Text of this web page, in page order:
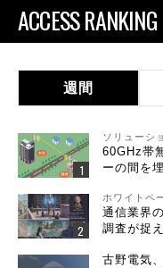
ACCESS RANKING
週間
ソリューシ
60GHz帯
ーの間を
ホワイトペ
通信業界
調査が捉
古野電気